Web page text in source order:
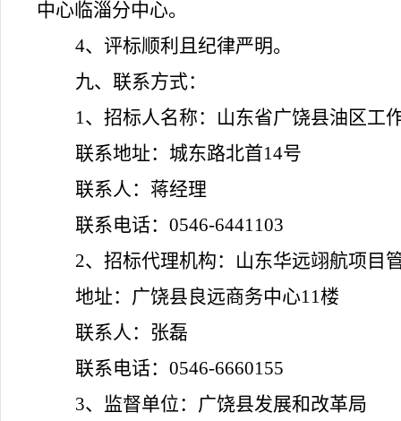
中心临淄分中心。
4、评标顺利且纪律严明。
九、联系方式：
1、招标人名称：山东省广饶县油区工
联系地址：城东路北首14号
联系人：蒋经理
联系电话：0546-6441103
2、招标代理机构：山东华远翊航项目
地址：广饶县良远商务中心11楼
联系人：张磊
联系电话：0546-6660155
3、监督单位：广饶县发展和改革局